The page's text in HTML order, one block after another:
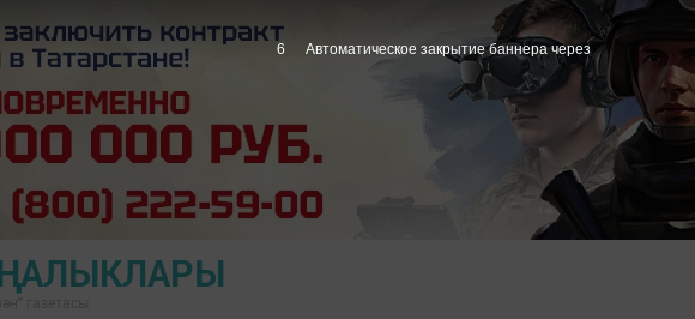
5 Автоматическое закрытие баннера через